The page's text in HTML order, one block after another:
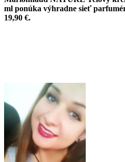
ml ponúka výhradne sieť
19,90 €.